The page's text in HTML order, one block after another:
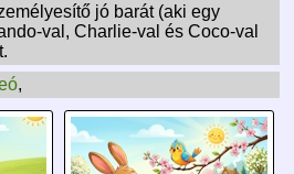
jó barát (aki egy
val, Charlie-val és Coco-val
,